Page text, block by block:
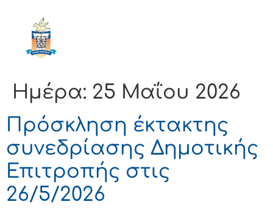
Ημέρα: 25 Μαΐου 2026
Πρόσκληση έκτακτης
συνεδρίασης Δημοτικής
Επιτροπής στις
26/5/2026